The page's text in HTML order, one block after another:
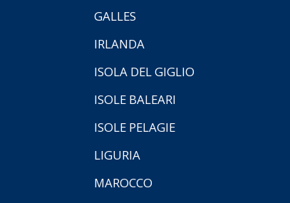
GALLES
IRLANDA
ISOLA DEL GIGLIO
ISOLE BALEARI
ISOLE PELAGIE
LIGURIA
MAROCCO